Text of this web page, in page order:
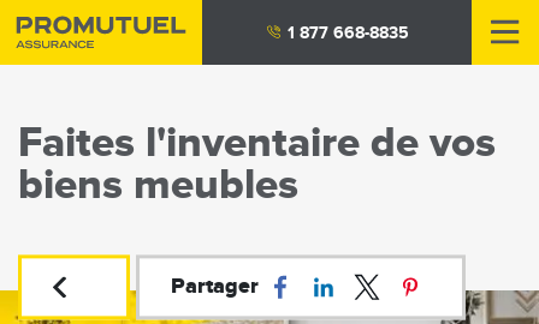
Aller
au
1 877 668-8835
Faites l'inventaire de vos
biens meubles
Partager